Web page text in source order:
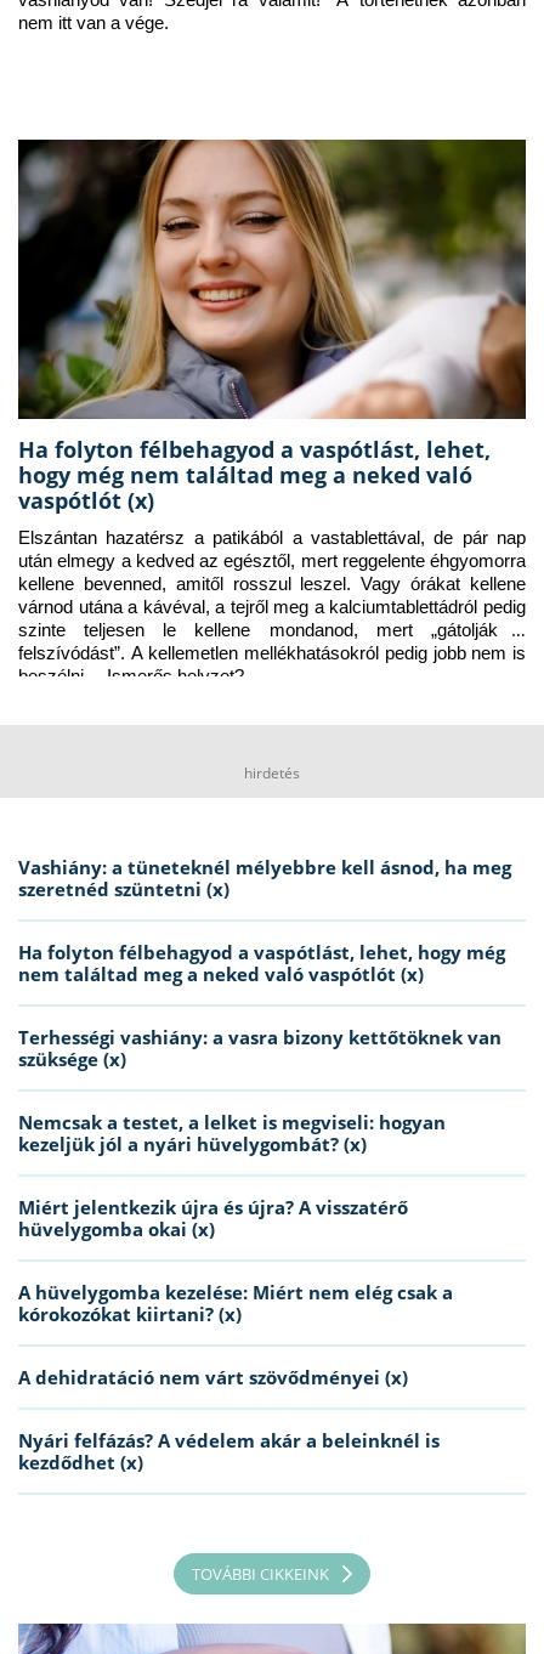
nem itt van a vége.
Ha folyton félbehagyod a vaspótlást, lehet,
hogy még nem találtad meg a neked való
vaspótlót (x)
Elszántan hazatérsz a patikából a vastablettával, de pár nap
után elmegy a kedved az egésztől, mert reggelente éhgyomorra
kellene bevenned, amitől rosszul leszel. Vagy órákat kellene
várnod utána a kávéval, a tejről meg a kalciumtablettádról pedig
szinte teljesen le kellene mondanod, mert „gátolják a
felszívódást”. A kellemetlen mellékhatásokról pedig jobb nem is
beszélni… Ismerős helyzet?
hirdetés
Vashiány: a tüneteknél mélyebbre kell ásnod, ha meg
szeretnéd szüntetni (x)
Ha folyton félbehagyod a vaspótlást, lehet, hogy még
nem találtad meg a neked való vaspótlót (x)
Terhességi vashiány: a vasra bizony kettőtöknek van
szüksége (x)
Nemcsak a testet, a lelket is megviseli: hogyan
kezeljük jól a nyári hüvelygombát? (x)
Miért jelentkezik újra és újra? A visszatérő
hüvelygomba okai (x)
A hüvelygomba kezelése: Miért nem elég csak a
kórokozókat kiirtani? (x)
A dehidratáció nem várt szövődményei (x)
Nyári felfázás? A védelem akár a beleinknél is
kezdődhet (x)
TOVÁBBI CIKKEINK